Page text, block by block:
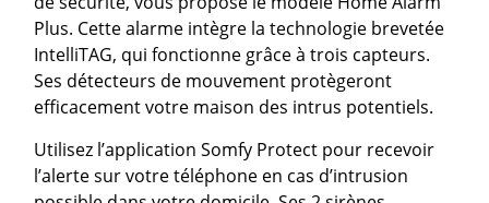
Plus. Cette alarme intègre la technologie brevetée
IntelliTAG, qui fonctionne grâce à trois capteurs.
Ses détecteurs de mouvement protègeront
efficacement votre maison des intrus potentiels.
Utilisez l’application Somfy Protect pour recevoir
l’alerte sur votre téléphone en cas d’intrusion